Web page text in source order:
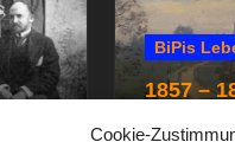
Cookie-
BiPis
1857 –